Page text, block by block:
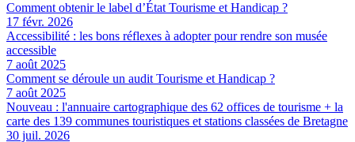
Comment obtenir le label d’État Tourisme et Handicap ?
17 févr. 2026
Accessibilité : les bons réflexes à adopter pour rendre son musée
accessible
7 août 2025
Comment se déroule un audit Tourisme et Handicap ?
7 août 2025
Nouveau : l'annuaire cartographique des 62 offices de tourisme + la
carte des 139 communes touristiques et stations classées de Bretagne
30 juil. 2026